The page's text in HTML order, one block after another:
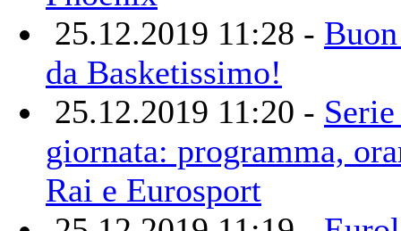
25.12.2019 11:28 -
da Basketissimo!
25.12.2019 11:20 -
giornata: programma,
Rai e Eurosport